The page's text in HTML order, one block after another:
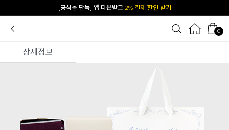
[공식몰 단독] 앱 다운받고 2% 결제 할인 받기
0
상세정보